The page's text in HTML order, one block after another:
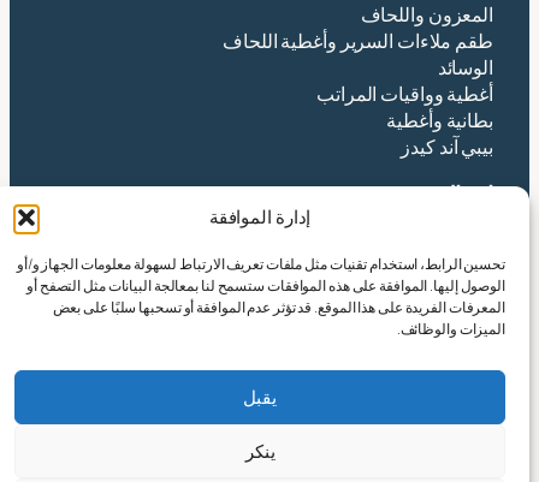
إدارة الموافقة
تحسين الرابط، استخدام تقنيات مثل ملفات تعريف الارتباط لسهولة معلومات الجهاز و/أو
الوصول إليها. الموافقة على هذه الموافقات ستسمح لنا بمعالجة البيانات مثل التصفح أو
المعرفات الفريدة على هذا الموقع. قد تؤثر عدم الموافقة أو تسحبها سلبًا على بعض
الميزات والوظائف.
يقبل
ينكر
المعزون واللحاف
طقم ملاءات السرير وأغطية اللحاف
الوسائد
أغطية وواقيات المراتب
بطانية وأغطية
بيبي آند كيدز
اتصال
العنوان:رقم 490 طريق تانغتشيشا، شارع شينجي،
منطقة شياوشان، مدينة هانغتشو، مقاطعة تشجيانغ
الصينية
هاتف: 86 137 77375088
فيسبوكX انستقرام لينكد إنيوتيوب